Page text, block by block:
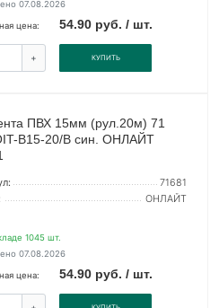
07.08.2026
цена: 54.90 руб. / шт.
+ КУПИТЬ
ПВХ 15мм (рул.20м) 71
B15-20/B син. ОНЛАЙТ
71681
ОНЛАЙТ
1045 шт.
07.08.2026
цена: 54.90 руб. / шт.